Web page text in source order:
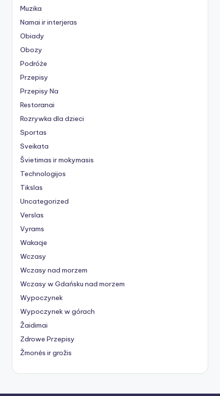
Muzika
Namai ir interjeras
Obiady
Obozy
Podróże
Przepisy
Przepisy Na
Restoranai
Rozrywka dla dzieci
Sportas
Sveikata
Švietimas ir mokymasis
Technologijos
Tikslas
Uncategorized
Verslas
Vyrams
Wakacje
Wczasy
Wczasy nad morzem
Wczasy w Gdańsku nad morzem
Wypoczynek
Wypoczynek w górach
Žaidimai
Zdrowe Przepisy
Žmonės ir grožis